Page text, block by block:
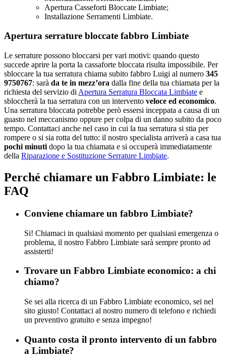
Apertura Casseforti Bloccate Limbiate;
Installazione Serramenti Limbiate.
Apertura serrature bloccate fabbro Limbiate
Le serrature possono bloccarsi per vari motivi: quando questo
succede aprire la porta la cassaforte bloccata risulta impossibile. Per
sbloccare la tua serratura chiama subito fabbro Luigi al numero 345
9750767: sarà da te in mezz’ora dalla fine della tua chiamata per la
richiesta del servizio di Apertura Serratura Bloccata Limbiate e
sbloccherà la tua serratura con un intervento veloce ed economico.
Una serratura bloccata potrebbe però essersi inceppata a causa di un
guasto nel meccanismo oppure per colpa di un danno subito da poco
tempo. Contattaci anche nel caso in cui la tua serratura si stia per
rompere o si sia rotta del tutto: il nostro specialista arriverà a casa tua
pochi minuti dopo la tua chiamata e si occuperà immediatamente
della Riparazione e Sostituzione Serrature Limbiate.
Perché chiamare un Fabbro Limbiate: le
FAQ
Conviene chiamare un fabbro Limbiate?
Si! Chiamaci in qualsiasi momento per qualsiasi emergenza o
problema, il nostro Fabbro Limbiate sarà sempre pronto ad
assisterti!
Trovare un Fabbro Limbiate economico: a chi
chiamo?
Se sei alla ricerca di un Fabbro Limbiate economico, sei nel
sito giusto! Contattaci al nostro numero di telefono e richiedi
un preventivo gratuito e senza impegno!
Quanto costa il pronto intervento di un fabbro
a Limbiate?